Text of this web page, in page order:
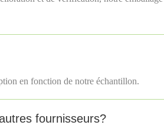
en fonction de notre échantillon.
fournisseurs?